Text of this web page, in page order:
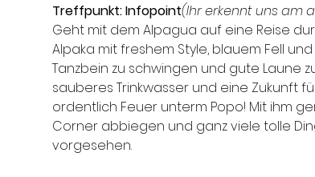
Treffpunkt: Infopoint(Ihr erkennt uns am
Geht mit dem Alpagua auf eine Reise
Alpaka mit freshem Style, blauem Fell
Tanzbein zu schwingen und gute Laune
sauberes Trinkwasser und eine Zukunft
ordentlich Feuer unterm Popo! Mit ihm
Corner abbiegen und ganz viele tolle
vorgesehen.